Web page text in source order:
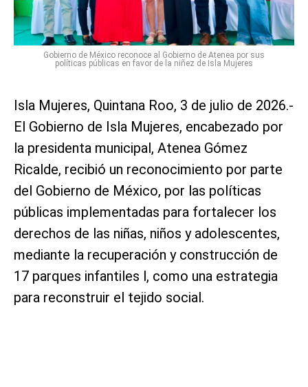
Gobierno de México reconoce al Gobierno de Atenea por sus
políticas públicas en favor de la niñez de Isla Mujeres
Isla Mujeres, Quintana Roo, 3 de julio de 2026.-
El Gobierno de Isla Mujeres, encabezado por
la presidenta municipal, Atenea Gómez
Ricalde, recibió un reconocimiento por parte
del Gobierno de México, por las políticas
públicas implementadas para fortalecer los
derechos de las niñas, niños y adolescentes,
mediante la recuperación y construcción de
17 parques infantiles l, como una estrategia
para reconstruir el tejido social.